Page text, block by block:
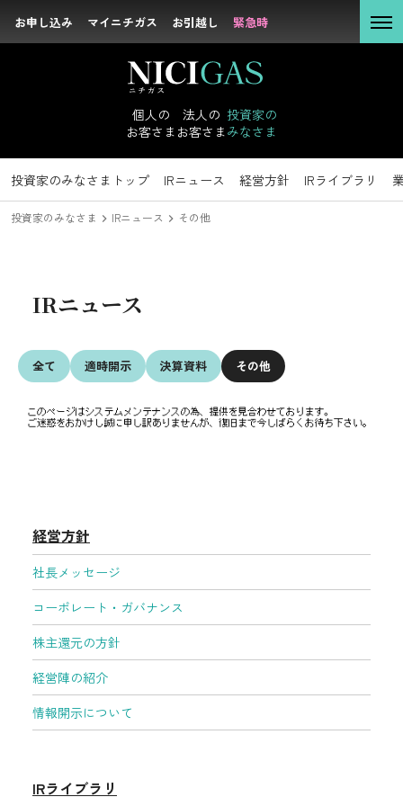
お申し込み マイニチガス お引越し 緊急時
個人の
お客さま
法人の
お客さま
投資家の
みなさま
投資家のみなさまトップ IRニュース 経営方針 IRライブラリ
サステナビリティトップ トップコミットメント 方針・マテリア
企業情報トップ 社長メッセージ 経営理念 沿革 会社概要
採用情報トップ 新卒採用 キャリア採用
お申し込み マイニチガス お引越し 緊急時
投資家のみなさま
IRライブラリ
IRイベント
お客さま
投資家の
採用情報
よくある質問
投資家のみなさま IRニュース その他
IRニュース
全て 適時開示 決算資料 その他
経営方針
社長メッセージ
コーポレート・ガバナンス
株主還元の方針
経営陣の紹介
情報開示について
IRライブラリ